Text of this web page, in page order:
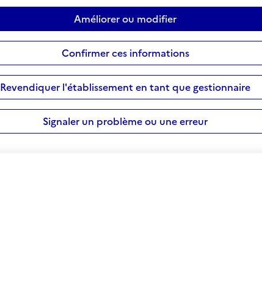
Améliorer ou modifier
Confirmer ces informations
Revendiquer l'établissement en tant que gestionnaire
Signaler un problème ou une erreur